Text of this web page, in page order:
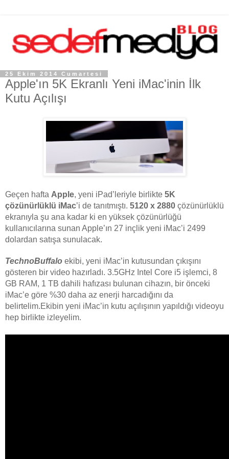
25 Ekim 2014 Cumartesi
Apple'ın 5K Ekranlı Yeni iMac'inin İlk
Kutu Açılışı
Geçen hafta Apple, yeni iPad’leriyle birlikte 5K
çözünürlüklü iMac’i de tanıtmıştı. 5120 x 2880 çözünürlüklü
ekranıyla şu ana kadar ki en yüksek çözünürlüğü
kullanıcılarına sunan Apple’ın 27 inçlik yeni iMac’i 2499
dolardan satışa sunulacak.
TechnoBuffalo ekibi, yeni iMac’in kutusundan çıkışını
gösteren bir video hazırladı. 3.5GHz Intel Core i5 işlemci, 8
GB RAM, 1 TB dahili hafızası bulunan cihazın, bir önceki
iMac’e göre %30 daha az enerji harcadığını da
belirtelim.Ekibin yeni iMac’in kutu açılışının yapıldığı videoyu
hep birlikte izleyelim.